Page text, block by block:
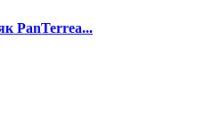
PanTerrea...